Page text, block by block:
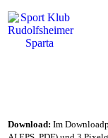
Download: Im